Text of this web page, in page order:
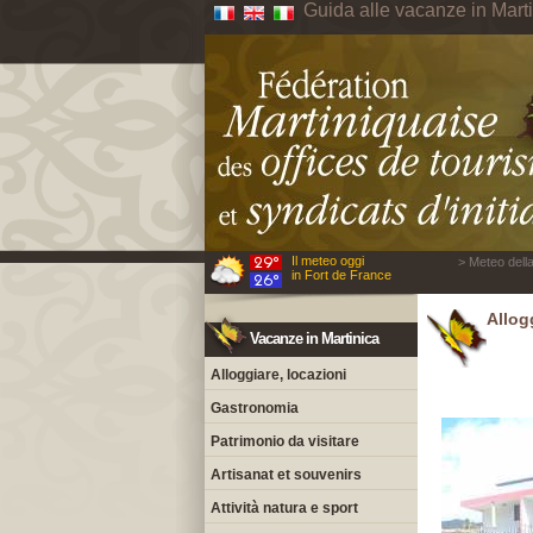
Guida alle vacanze in
Il meteo oggi
in Fort de France
> Meteo
Vacanze in Martinica
Alloggiare, locazioni
Gastronomia
Patrimonio da visitare
Artisanat et souvenirs
Attività natura e sport